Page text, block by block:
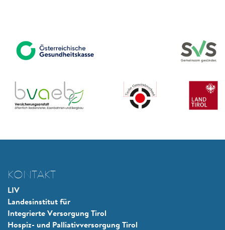
KONTAKT
LIV
Landesinstitut für
Integrierte Versorgung Tirol
Hospiz- und Palliativversorgung Tirol